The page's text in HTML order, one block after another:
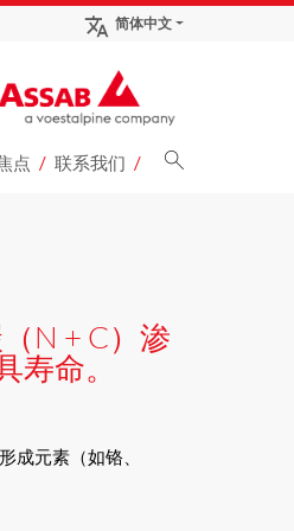
简体中文
点 联系我们
N + C）渗
寿命。
成元素（如铬、